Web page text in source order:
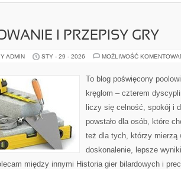
I PRZEPISY GRY
ADMIN STY - 29 - 2026 MOŻLIWOŚĆ
To blog poświęcony
kręglom – czterem
liczy się celność, spokój i
powstało dla osób, które
też dla tych, którzy mierzą
doskonalenie, lepsze
między innymi Historia gier bilardowych i